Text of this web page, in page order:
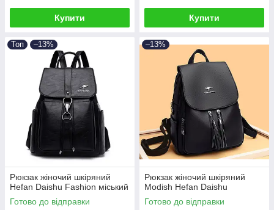
Купити Купити
Топ –13%
Рюкзак жіночий шкіряний
Hefan Daishu Fashion міський
Готово до відправки
–13%
Рюкзак жіночий шкіряний
Modish Hefan Daishu
Готово до відправки